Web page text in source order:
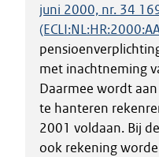
juni 2000, nr. 34
met inachtneming
Daarmee wordt
te hanteren
2001 voldaan. Bij
ook rekening